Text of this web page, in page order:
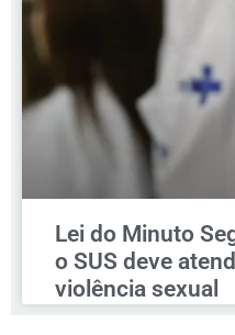
Lei do Minuto
o SUS deve
violência sexual